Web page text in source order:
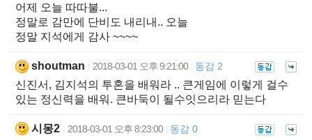
어제 오늘 따따불...
정말로 감만에 단비도 내리내.. 오늘
정말 지석에게 감사 ~~~~
shoutman 2018-03-01 오후 9:21:00 동감 2
신진서, 김지석의 투혼을 배워라 .. 큰게임에 이렇게 걸수
있는 정신력을 배워. 큰바둑이 될수잇으리라 믿는다
시몽2 2018-03-01 오후 8:23:00 동감 0